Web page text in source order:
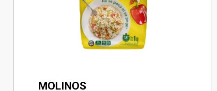
MOLINOS